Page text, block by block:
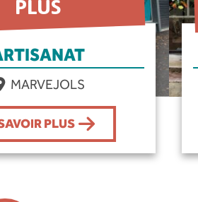
PLUS
MARVEJOLS
PLUS